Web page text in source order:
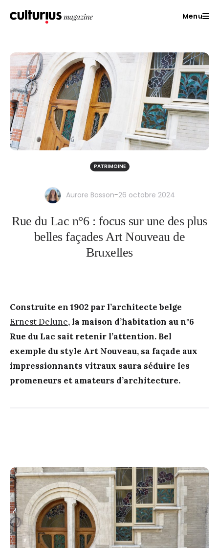
Menu
PATRIMOINE
Aurore Basson-26 octobre 2024
Rue du Lac n°6 : focus sur une des plus
belles façades Art Nouveau de
Bruxelles
Construite en 1902 par l’architecte belge
Ernest Delune, la maison d’habitation au n°6
Rue du Lac sait retenir l’attention. Bel
exemple du style Art Nouveau, sa façade aux
impressionnants vitraux saura séduire les
promeneurs et amateurs d’architecture.